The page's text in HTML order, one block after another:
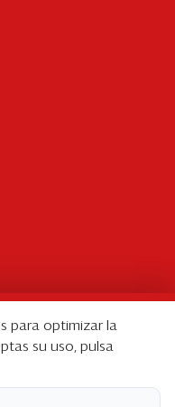
para optimizar la
su uso, pulsa